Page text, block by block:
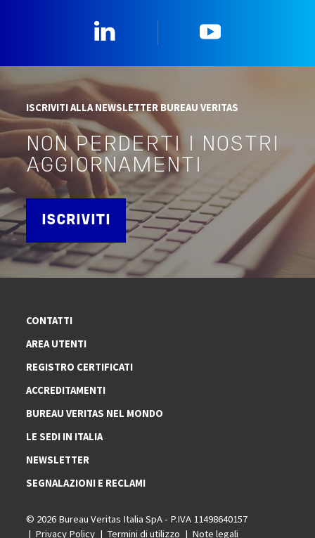
ISCRIVITI ALLA NEWSLETTER BUREAU VERITAS
NON PERDERTI I NOSTRI
AGGIORNAMENTI
ISCRIVITI
CONTATTI
AREA UTENTI
REGISTRO CERTIFICATI
ACCREDITAMENTI
BUREAU VERITAS NEL MONDO
LE SEDI IN ITALIA
NEWSLETTER
SEGNALAZIONI E RECLAMI
© 2026 Bureau Veritas Italia SpA - P.IVA 11498640157
Privacy Policy
Termini di utilizzo Note legali